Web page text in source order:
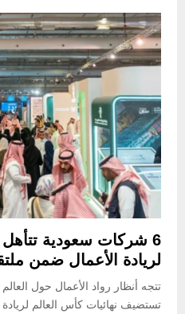
6 شركات سعودية تتأهل
لريادة الأعمال ضمن ملتقى
تتجه أنظار رواد الأعمال حول